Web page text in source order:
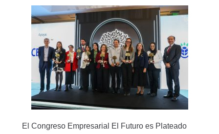
El Congreso Empresarial El Futuro es Plateado